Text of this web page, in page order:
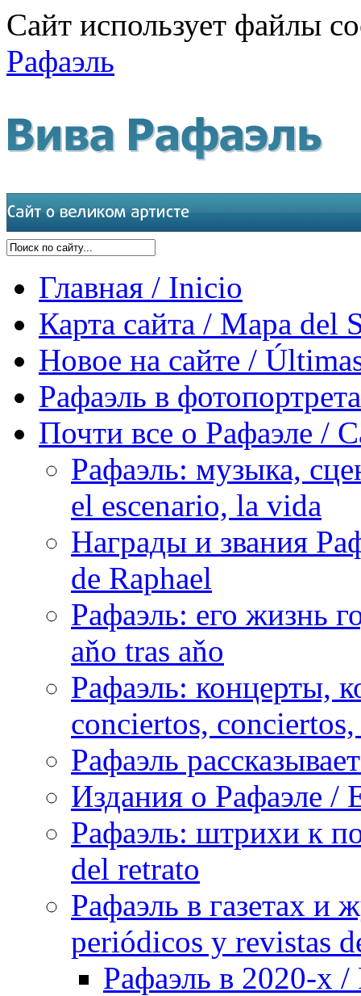
Сайт использует файлы
Рафаэль
Главная / Inicio
Карта сайта / Mapa del
Новое на сайте /
Рафаэль в
Почти все о Рафаэле /
Рафаэль: музыка,
el escenario, la vida
Награды и звания
de Raphael
Рафаэль: его жизнь
aňo tras aňo
Рафаэль: концерты,
conciertos,
Рафаэль
Издания о Рафаэле /
Рафаэль: штрихи к
del retrato
Рафаэль в газетах и
periódicos y revistas
Рафаэль в 2020-х /